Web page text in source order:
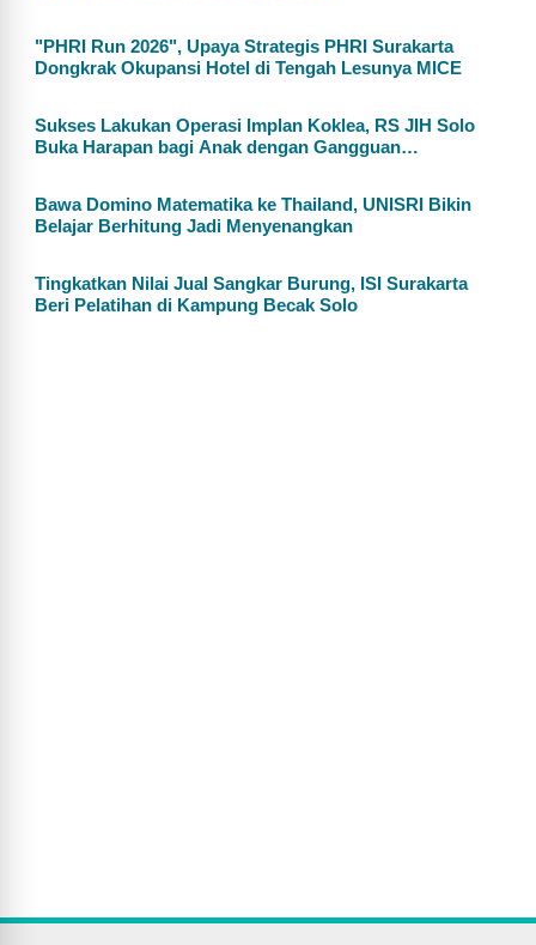
"PHRI Run 2026", Upaya Strategis PHRI Surakarta
Dongkrak Okupansi Hotel di Tengah Lesunya MICE
Sukses Lakukan Operasi Implan Koklea, RS JIH Solo
Buka Harapan bagi Anak dengan Gangguan
Bawa Domino Matematika ke Thailand, UNISRI Bikin
Belajar Berhitung Jadi Menyenangkan
Tingkatkan Nilai Jual Sangkar Burung, ISI Surakarta
Beri Pelatihan di Kampung Becak Solo